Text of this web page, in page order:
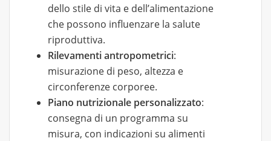
dello stile di vita e dell’alimentazione
che possono influenzare la salute
riproduttiva.
Rilevamenti antropometrici:
misurazione di peso, altezza e
circonferenze corporee.
Piano nutrizionale personalizzato:
consegna di un programma su
misura, con indicazioni su alimenti